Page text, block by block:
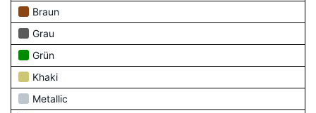
Braun
Grau
Grün
Khaki
Metallic